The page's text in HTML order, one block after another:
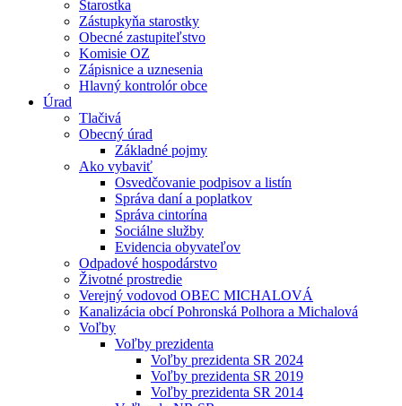
Starostka
Zástupkyňa starostky
Obecné zastupiteľstvo
Komisie OZ
Zápisnice a uznesenia
Hlavný kontrolór obce
Úrad
Tlačivá
Obecný úrad
Základné pojmy
Ako vybaviť
Osvedčovanie podpisov a listín
Správa daní a poplatkov
Správa cintorína
Sociálne služby
Evidencia obyvateľov
Odpadové hospodárstvo
Životné prostredie
Verejný vodovod OBEC MICHALOVÁ
Kanalizácia obcí Pohronská Polhora a Michalová
Voľby
Voľby prezidenta
Voľby prezidenta SR 2024
Voľby prezidenta SR 2019
Voľby prezidenta SR 2014